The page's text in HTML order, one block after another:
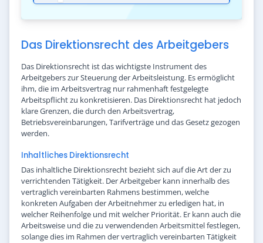
Das Direktionsrecht des Arbeitgebers
Das Direktionsrecht ist das wichtigste Instrument des
Arbeitgebers zur Steuerung der Arbeitsleistung. Es ermöglicht
ihm, die im Arbeitsvertrag nur rahmenhaft festgelegte
Arbeitspflicht zu konkretisieren. Das Direktionsrecht hat jedoch
klare Grenzen, die durch den Arbeitsvertrag,
Betriebsvereinbarungen, Tarifverträge und das Gesetz gezogen
werden.
Inhaltliches Direktionsrecht
Das inhaltliche Direktionsrecht bezieht sich auf die Art der zu
verrichtenden Tätigkeit. Der Arbeitgeber kann innerhalb des
vertraglich vereinbarten Rahmens bestimmen, welche
konkreten Aufgaben der Arbeitnehmer zu erledigen hat, in
welcher Reihenfolge und mit welcher Priorität. Er kann auch die
Arbeitsweise und die zu verwendenden Arbeitsmittel festlegen,
solange dies im Rahmen der vertraglich vereinbarten Tätigkeit